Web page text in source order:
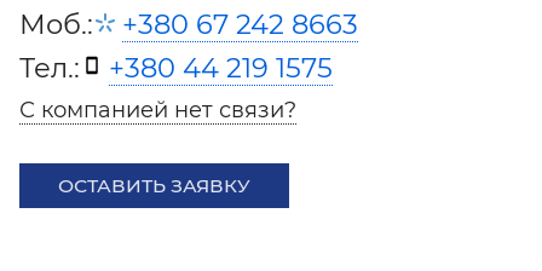
Моб.:
+380 67 242 8663
Тел.:
+380 44 219 1575
С компанией нет связи?
ОСТАВИТЬ ЗАЯВКУ